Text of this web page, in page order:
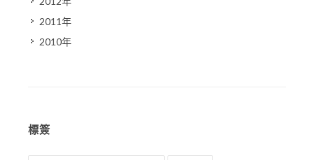
2011年
2010年
標簽